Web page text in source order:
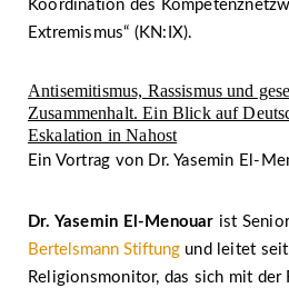
Koordination des
Extremismus“ (KN:IX).
Antisemitismus, Rassismus und
Zusammenhalt. Ein Blick auf
Eskalation in Nahost
Ein Vortrag von Dr. Yasemin El-
Dr. Yasemin El-Menouar ist
Bertelsmann Stiftung und leitet
Religionsmonitor, das sich mit